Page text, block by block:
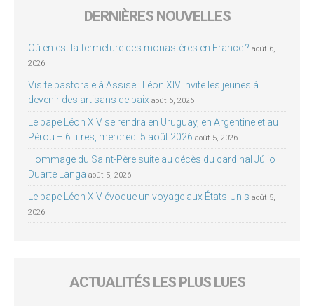
DERNIÈRES NOUVELLES
Où en est la fermeture des monastères en France ? août 6,
2026
Visite pastorale à Assise : Léon XIV invite les jeunes à
devenir des artisans de paix août 6, 2026
Le pape Léon XIV se rendra en Uruguay, en Argentine et au
Pérou – 6 titres, mercredi 5 août 2026 août 5, 2026
Hommage du Saint-Père suite au décès du cardinal Júlio
Duarte Langa août 5, 2026
Le pape Léon XIV évoque un voyage aux États-Unis août 5,
2026
ACTUALITÉS LES PLUS LUES